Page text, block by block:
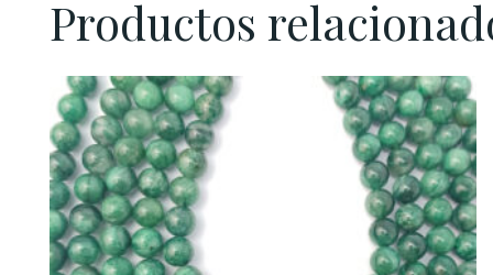
Productos